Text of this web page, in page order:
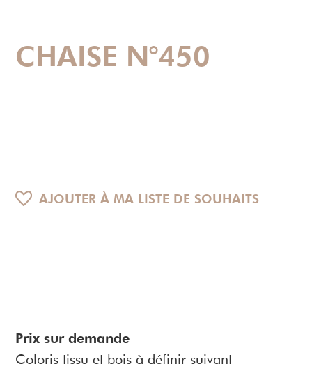
CHAISE N°450
AJOUTER À MA LISTE DE SOUHAITS
Prix sur demande
Coloris tissu et bois à définir suivant